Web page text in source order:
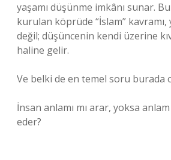
yaşamı düşünme imkânı sunar.
kurulan köprüde “İslam” kavramı,
değil; düşüncenin kendi üzerine
haline gelir.
Ve belki de en temel soru burada
İnsan anlamı mı arar, yoksa anlam
eder?